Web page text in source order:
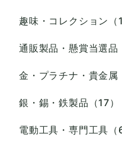
趣味・コレクション（1
通販製品・懸賞当選品
金・プラチナ・貴金属
銀・錫・鉄製品（17）
電動工具・専門工具（6